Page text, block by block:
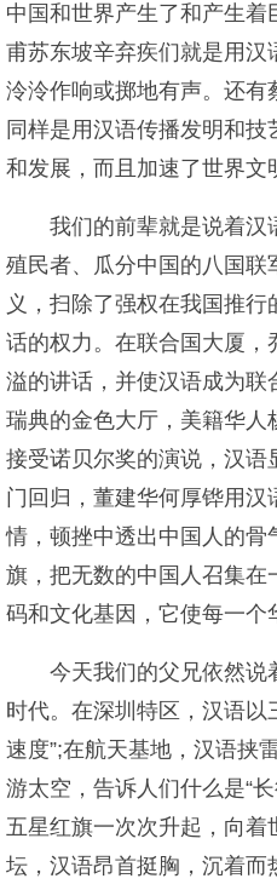
中国和世界产生了和产生
甫苏东坡辛弃疾们就是用汉
泠泠作响或掷地有声。还有
同样是用汉语传播发明和
和发展，而且加速了世界文
我们的前辈就是说着汉
殖民者、瓜分中国的八国联
义，扫除了强权在我国推
话的权力。在联合国大厦
溢的讲话，并使汉语成为联
瑞典的金色大厅，美籍华
接受诺贝尔奖的演说，汉语
门回归，董建华何厚铧用
情，顿挫中透出中国人的骨
旗，把无数的中国人召集
码和文化基因，它使每一个
今天我们的父兄依然说
时代。在深圳特区，汉语以
速度”;在航天基地，汉语挟
游太空，告诉人们什么是“
五星红旗一次次升起，向着
坛，汉语昂首挺胸，沉着